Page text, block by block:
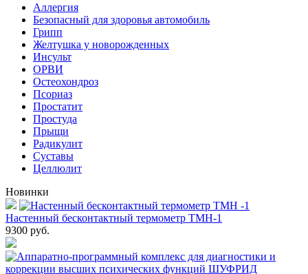
Аллергия
Безопасный для здоровья автомобиль
Грипп
Желтушка у новорожденных
Инсульт
ОРВИ
Остеохондроз
Пcориаз
Простатит
Простуда
Прыщи
Радикулит
Суставы
Целлюлит
Новинки
Настенный бесконтактный термометр ТМН-1
9300 руб.